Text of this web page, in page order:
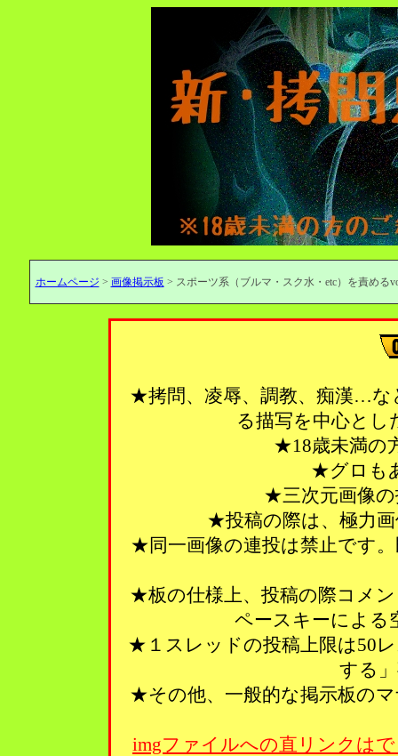
ホームページ > 画像掲示板 > スポーツ系（ブルマ・スク水・etc）を責める
★拷問、凌辱、調教、痴漢…な
る描写を中心とし
★18歳未満の
★グロも
★三次元画像
★投稿の際は、極力
★同一画像の連投は禁止です
★板の仕様上、投稿の際コメ
ペースキーによる
★１スレッドの投稿上限は50
する
★その他、一般的な掲示板の
imgファイルへの直リンクは